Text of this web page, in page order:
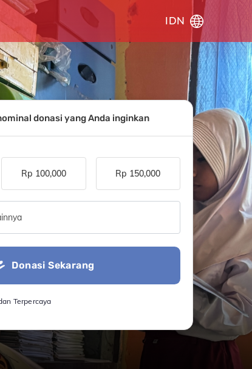
IDN
donasi yang Anda inginkan
Rp 100,000 Rp 150,000
Donasi Sekarang
Terpercaya